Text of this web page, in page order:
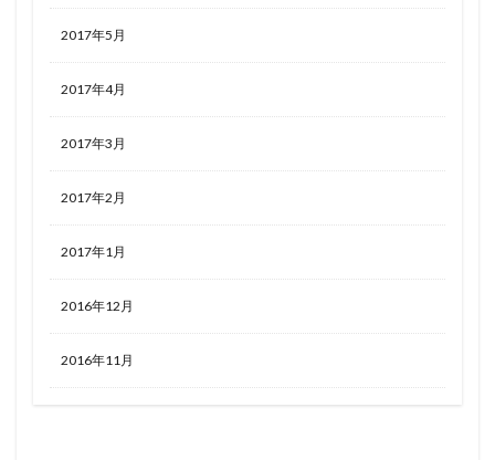
2017年5月
2017年4月
2017年3月
2017年2月
2017年1月
2016年12月
2016年11月